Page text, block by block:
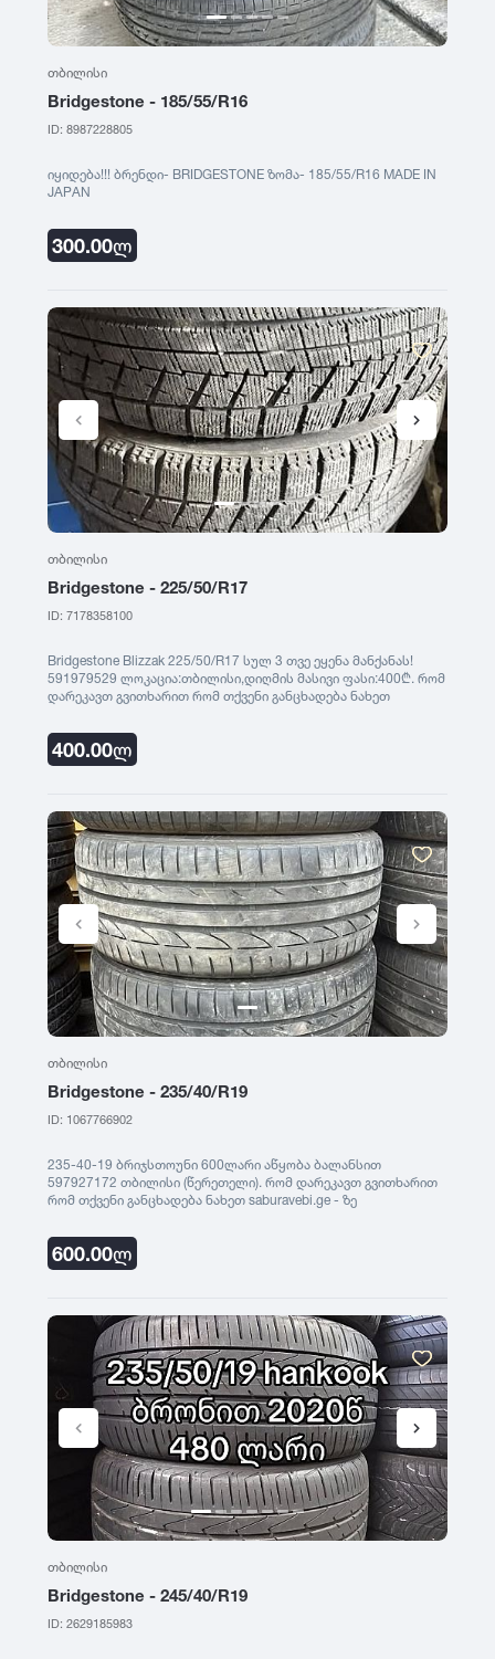
თბილისი
Bridgestone - 185/55/R16
ID: 8987228805
იყიდება!!! ბრენდი- BRIDGESTONE ზომა- 185/55/R16 MADE IN
JAPAN
300.00ლ
თბილისი
Bridgestone - 225/50/R17
ID: 7178358100
Bridgestone Blizzak 225/50/R17 სულ 3 თვე ეყენა მანქანას!
591979529 ლოკაცია:თბილისი,დიღმის მასივი ფასი:400₾. რომ
დარეკავთ გვითხარით რომ თქვენი განცხადება ნახეთ
400.00ლ
თბილისი
Bridgestone - 235/40/R19
ID: 1067766902
235-40-19 ბრიჯსთოუნი 600ლარი აწყობა ბალანსით
597927172 თბილისი (წერეთელი). რომ დარეკავთ გვითხარით
რომ თქვენი განცხადება ნახეთ saburavebi.ge - ზე
600.00ლ
თბილისი
Bridgestone - 245/40/R19
ID: 2629185983